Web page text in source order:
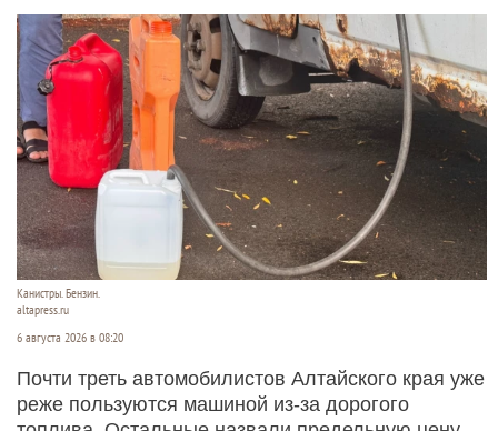
Канистры. Бензин.
altapress.ru
6 августа 2026 в 08:20
Почти треть автомобилистов Алтайского края уже
реже пользуются машиной из-за дорогого